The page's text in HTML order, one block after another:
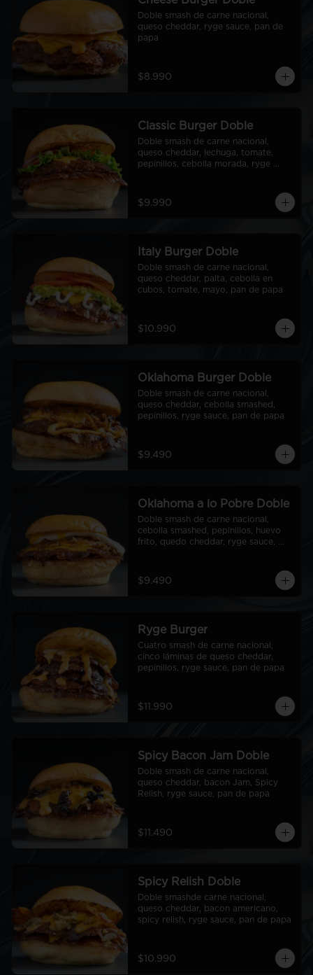
Doble smash de carne nacional,
queso cheddar, ryge sauce, pan de
papa
$8.990
Classic Burger Doble
Doble smash de carne nacional,
queso cheddar, lechuga, tomate,
pepinillos, cebolla morada, ryge
$9.990
Italy Burger Doble
Doble smash de carne nacional,
queso cheddar, palta, cebolla en
cubos, tomate, mayo, pan de papa
$10.990
Oklahoma Burger Doble
Doble smash de carne nacional,
queso cheddar, cebolla smashed,
pepinillos, ryge sauce, pan de papa
$9.490
Oklahoma a lo Pobre Doble
Doble smash de carne nacional,
cebolla smashed, pepinillos, huevo
frito, quedo cheddar, ryge sauce,
$9.490
Ryge Burger
Cuatro smash de carne nacional,
cinco láminas de queso cheddar,
pepinillos, ryge sauce, pan de papa
$11.990
Spicy Bacon Jam Doble
Doble smash de carne nacional,
queso cheddar, bacon Jam, Spicy
Relish, ryge sauce, pan de papa
$11.490
Spicy Relish Doble
Doble smashde carne nacional,
queso cheddar, bacon americano,
spicy relish, ryge sauce, pan de papa
$10.990